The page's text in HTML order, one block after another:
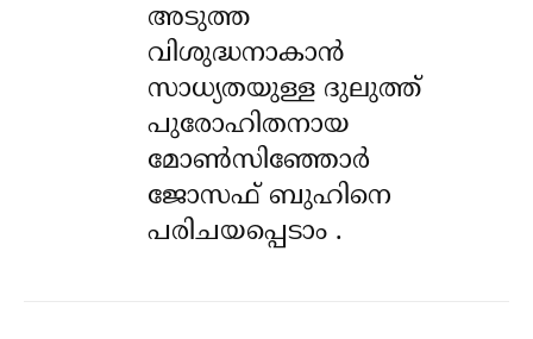
അടുത്ത
വിശുദ്ധനാകാൻ
സാധ്യതയുള്ള ദുലുത്ത്
പുരോഹിതനായ
മോൺസിഞ്ഞോർ
ജോസഫ് ബുഹിനെ
പരിചയപ്പെടാം .